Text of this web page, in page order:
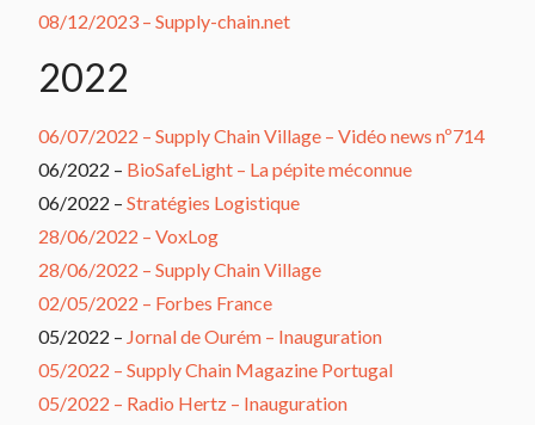
08/12/2023 – Supply-chain.net
2022
06/07/2022 – Supply Chain Village – Vidéo news nº714
06/2022 – BioSafeLight – La pépite méconnue
06/2022 – Stratégies Logistique
28/06/2022 – VoxLog
28/06/2022 – Supply Chain Village
02/05/2022 – Forbes France
05/2022 – Jornal de Ourém – Inauguration
05/2022 – Supply Chain Magazine Portugal
05/2022 – Radio Hertz – Inauguration